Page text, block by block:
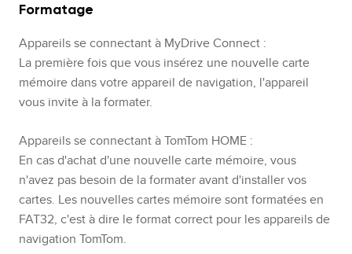
Formatage
Appareils se connectant à MyDrive Connect :
La première fois que vous insérez une nouvelle carte
mémoire dans votre appareil de navigation, l'appareil
vous invite à la formater.
Appareils se connectant à TomTom HOME :
En cas d'achat d'une nouvelle carte mémoire, vous
n'avez pas besoin de la formater avant d'installer vos
cartes. Les nouvelles cartes mémoire sont formatées en
FAT32, c'est à dire le format correct pour les appareils de
navigation TomTom.